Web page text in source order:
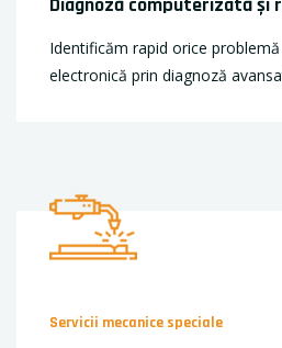
Identificăm rapid orice
electronică prin diagnoză
Servicii mecanice speciale